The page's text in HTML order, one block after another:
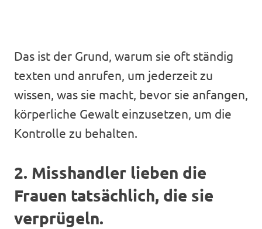
Das ist der Grund, warum sie oft ständig
texten und anrufen, um jederzeit zu
wissen, was sie macht, bevor sie anfangen,
körperliche Gewalt einzusetzen, um die
Kontrolle zu behalten.
2. Misshandler lieben die
Frauen tatsächlich, die sie
verprügeln.